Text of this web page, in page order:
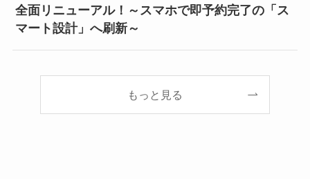
全面リニューアル！～スマホで即予約完了の「ス
マート設計」へ刷新～
もっと見る